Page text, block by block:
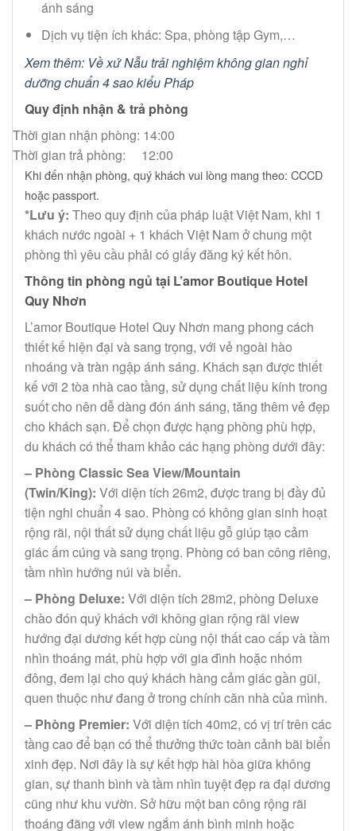
ánh sáng
Dịch vụ tiện ích khác: Spa, phòng tập Gym,…
Xem thêm: Về xứ Nẫu trải nghiệm không gian nghỉ
dưỡng chuẩn 4 sao kiểu Pháp
Quy định nhận & trả phòng
Thời gian nhận phòng: 14:00
Thời gian trả phòng: 12:00
Khi đến nhận phòng, quý khách vui lòng mang theo: CCCD
hoặc passport.
*Lưu ý: Theo quy định của pháp luật Việt Nam, khi 1
khách nước ngoài + 1 khách Việt Nam ở chung một
phòng thì yêu cầu phải có giấy đăng ký kết hôn.
Thông tin phòng ngủ tại L’amor Boutique Hotel
Quy Nhơn
L’amor Boutique Hotel Quy Nhơn mang phong cách
thiết kế hiện đại và sang trọng, với vẻ ngoài hào
nhoáng và tràn ngập ánh sáng. Khách sạn được thiết
kế với 2 tòa nhà cao tầng, sử dụng chất liệu kính trong
suốt cho nên dễ dàng đón ánh sáng, tăng thêm vẻ đẹp
cho khách sạn. Để chọn được hạng phòng phù hợp,
du khách có thể tham khảo các hạng phòng dưới đây:
– Phòng Classic Sea View/Mountain
(Twin/King): Với diện tích 26m2, được trang bị đầy đủ
tiện nghi chuẩn 4 sao. Phòng có không gian sinh hoạt
rộng rãi, nội thất sử dụng chất liệu gỗ giúp tạo cảm
giác ấm cúng và sang trọng. Phòng có ban công riêng,
tầm nhìn hướng núi và biển.
– Phòng Deluxe: Với diện tích 28m2, phòng Deluxe
chào đón quý khách với không gian rộng rãi view
hướng đại dương kết hợp cùng nội thất cao cấp và tầm
nhìn thoáng mát, phù hợp với gia đình hoặc nhóm
đông, đem lại cho quý khách hàng cảm giác gần gũi,
quen thuộc như đang ở trong chính căn nhà của mình.
– Phòng Premier: Với diện tích 40m2, có vị trí trên các
tầng cao để bạn có thể thưởng thức toàn cảnh bãi biển
xinh đẹp. Nơi đây là sự kết hợp hài hòa giữa không
gian, sự thanh bình và tầm nhìn tuyệt đẹp ra đại dương
cũng như khu vườn. Sở hữu một ban công rộng rãi
thoáng đãng với view ngắm ánh bình minh hoặc